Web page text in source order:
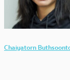
Chaiyatorn